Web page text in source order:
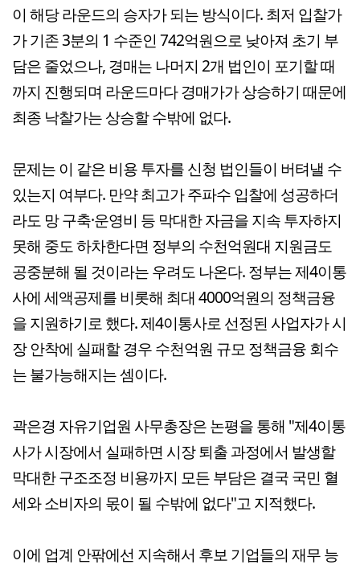
이 해당 라운드의 승자가 되는 방식이다. 최저 입찰가
가 기존 3분의 1 수준인 742억원으로 낮아져 초기 부
담은 줄었으나, 경매는 나머지 2개 법인이 포기할 때
까지 진행되며 라운드마다 경매가가 상승하기 때문에
최종 낙찰가는 상승할 수밖에 없다.
문제는 이 같은 비용 투자를 신청 법인들이 버텨낼 수
있는지 여부다. 만약 최고가 주파수 입찰에 성공하더
라도 망 구축·운영비 등 막대한 자금을 지속 투자하지
못해 중도 하차한다면 정부의 수천억원대 지원금도
공중분해 될 것이라는 우려도 나온다. 정부는 제4이통
사에 세액공제를 비롯해 최대 4000억원의 정책금융
을 지원하기로 했다. 제4이통사로 선정된 사업자가 시
장 안착에 실패할 경우 수천억원 규모 정책금융 회수
는 불가능해지는 셈이다.
곽은경 자유기업원 사무총장은 논평을 통해 "제4이통
사가 시장에서 실패하면 시장 퇴출 과정에서 발생할
막대한 구조조정 비용까지 모든 부담은 결국 국민 혈
세와 소비자의 몫이 될 수밖에 없다"고 지적했다.
이에 업계 안팎에선 지속해서 후보 기업들의 재무 능